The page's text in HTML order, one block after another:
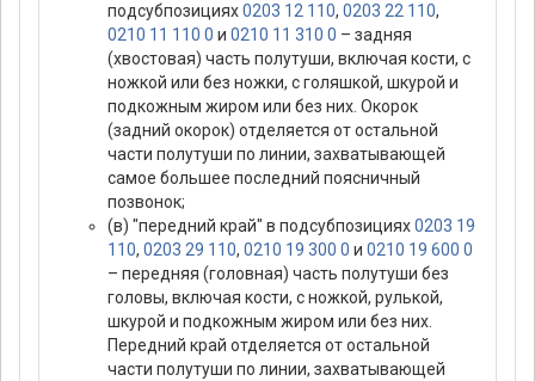
подсубпозициях0203 12 110, 0203 22 110,
0210 11 110 0 и 0210 11 310 0 – задняя
(хвостовая) часть полутуши, включая кости, с
ножкой или без ножки, с голяшкой, шкурой и
подкожным жиром или без них. Окорок
(задний окорок) отделяется от остальной
части полутуши по линии, захватывающей
самое большее последний поясничный
позвонок;
(в) "передний край" в подсубпозициях0203 19
110, 0203 29 110, 0210 19 300 0 и 0210 19 600 0
– передняя (головная) часть полутуши без
головы, включая кости, с ножкой, рулькой,
шкурой и подкожным жиром или без них.
Передний край отделяется от остальной
части полутуши по линии, захватывающей